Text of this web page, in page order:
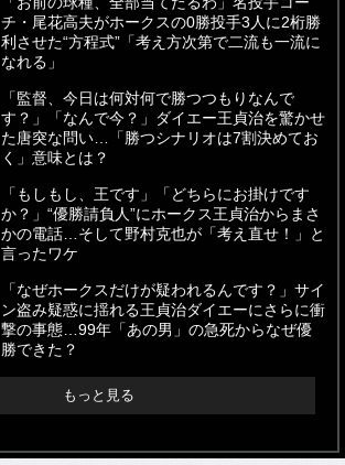
チ・尾花高夫がホークスの0勝投手3人に2桁勝
利させた“方程式”「考え方次第で二流も一流に
なれる」
「監督、今日は何対何で勝つつもりなんで
す？」「なんで今？」ダイエー王貞治を驚かせ
た唐突な問い…「勝つシナリオは7割決めてお
く」意味とは？
「もしもし、王です」「どちらにお掛けです
か？」“優勝請負人”にホークス王貞治からまさ
かの電話…そして野村克也が「考え直せ！」と
言ったワケ
「なぜホークスだけが疑われるんです？」サイ
ン盗み疑惑に揺れる王貞治ダイエーにさらに衝
撃の事態…99年「あの男」の急死からなぜ優
勝できた？
もっと見る